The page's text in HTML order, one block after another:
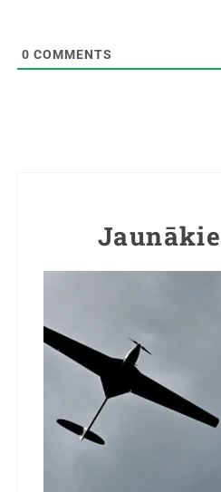
0 COMMENTS